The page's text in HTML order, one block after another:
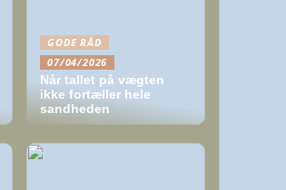
GODE RÅD
07/04/2026
Når tallet på vægten
ikke fortæller hele
sandheden